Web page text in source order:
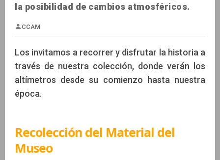
la posibilidad de cambios atmosféricos.
CCAM
Los invitamos a recorrer y disfrutar la historia a
través de nuestra colección, donde verán los
altímetros desde su comienzo hasta nuestra
época.
Recolección del Material del
Museo